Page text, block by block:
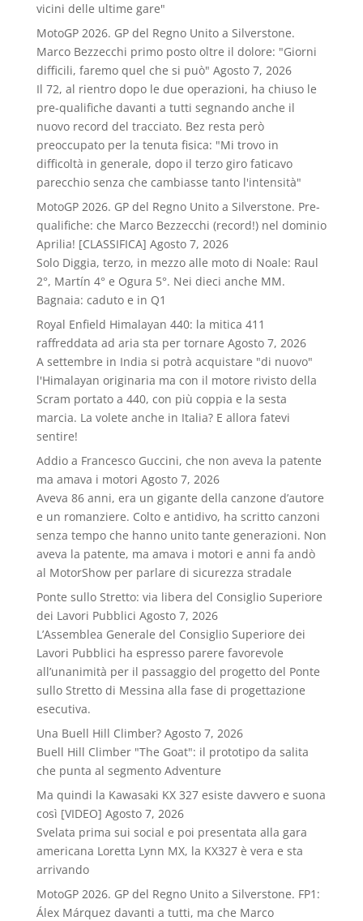
vicini delle ultime gare"
MotoGP 2026. GP del Regno Unito a Silverstone.
Marco Bezzecchi primo posto oltre il dolore: "Giorni
difficili, faremo quel che si può" Agosto 7, 2026
Il 72, al rientro dopo le due operazioni, ha chiuso le
pre-qualifiche davanti a tutti segnando anche il
nuovo record del tracciato. Bez resta però
preoccupato per la tenuta fisica: "Mi trovo in
difficoltà in generale, dopo il terzo giro faticavo
parecchio senza che cambiasse tanto l'intensità"
MotoGP 2026. GP del Regno Unito a Silverstone. Pre-
qualifiche: che Marco Bezzecchi (record!) nel dominio
Aprilia! [CLASSIFICA] Agosto 7, 2026
Solo Diggia, terzo, in mezzo alle moto di Noale: Raul
2°, Martín 4° e Ogura 5°. Nei dieci anche MM.
Bagnaia: caduto e in Q1
Royal Enfield Himalayan 440: la mitica 411
raffreddata ad aria sta per tornare Agosto 7, 2026
A settembre in India si potrà acquistare "di nuovo"
l'Himalayan originaria ma con il motore rivisto della
Scram portato a 440, con più coppia e la sesta
marcia. La volete anche in Italia? E allora fatevi
sentire!
Addio a Francesco Guccini, che non aveva la patente
ma amava i motori Agosto 7, 2026
Aveva 86 anni, era un gigante della canzone d’autore
e un romanziere. Colto e antidivo, ha scritto canzoni
senza tempo che hanno unito tante generazioni. Non
aveva la patente, ma amava i motori e anni fa andò
al MotorShow per parlare di sicurezza stradale
Ponte sullo Stretto: via libera del Consiglio Superiore
dei Lavori Pubblici Agosto 7, 2026
L’Assemblea Generale del Consiglio Superiore dei
Lavori Pubblici ha espresso parere favorevole
all’unanimità per il passaggio del progetto del Ponte
sullo Stretto di Messina alla fase di progettazione
esecutiva.
Una Buell Hill Climber? Agosto 7, 2026
Buell Hill Climber "The Goat": il prototipo da salita
che punta al segmento Adventure
Ma quindi la Kawasaki KX 327 esiste davvero e suona
così [VIDEO] Agosto 7, 2026
Svelata prima sui social e poi presentata alla gara
americana Loretta Lynn MX, la KX327 è vera e sta
arrivando
MotoGP 2026. GP del Regno Unito a Silverstone. FP1:
Álex Márquez davanti a tutti, ma che Marco